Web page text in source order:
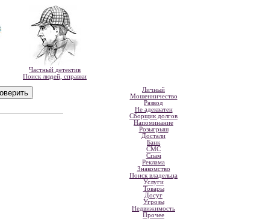
Частный детектив
Поиск людей, справки
Личный
Мошенничество
Развод
Не адекватен
Сборщик долгов
Напоминание
Розыгрыш
Достали
Банк
СМС
Спам
Реклама
Знакомство
Поиск владельца
Услуги
Товары
Досуг
Угрозы
Недвижимость
Прочее